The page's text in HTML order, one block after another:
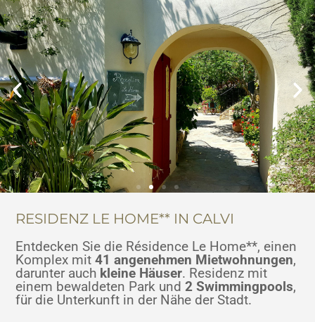
RESIDENZ LE HOME** IN CALVI
Entdecken Sie die Résidence Le Home**, einen
Komplex mit41 angenehmen Mietwohnungen,
darunter auch kleine Häuser. Residenz mit
einem bewaldeten Park und2 Swimmingpools,
für die Unterkunft in der Nähe der Stadt.